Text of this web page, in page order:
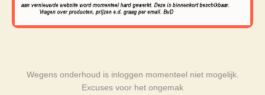
Wegens onderhoud is inloggen momenteel niet mogelijk.
Excuses voor het ongemak